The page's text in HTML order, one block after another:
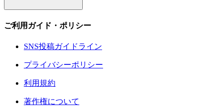
ご利用ガイド・ポリシー
SNS投稿ガイドライン
プライバシーポリシー
利用規約
著作権について